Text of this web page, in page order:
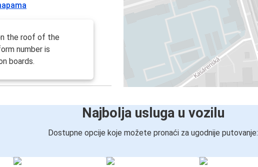
the roof of the
number is
boards.
Najbolja usluga u vozilu
Dostupne opcije koje možete pronaći za ugodnije putovanje: